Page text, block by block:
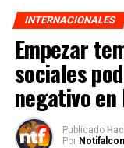
INTERNACIONALES
Empezar
sociales
negativo en
Publicado
Por Notifalcon